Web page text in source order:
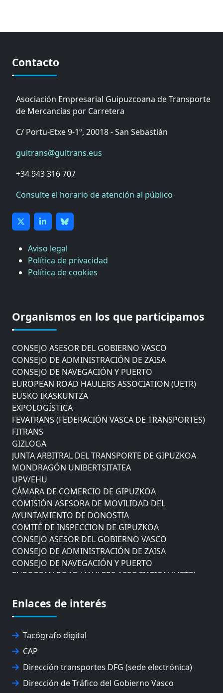
Contacto
Asociación Empresarial Guipuzcoana de Transporte
de Mercancías por Carretera
C/ Portu-Etxe 9-1º, 20018 - San Sebastián
guitrans@guitrans.eus
+34 943 316 707
Consulte el horario de atención al público
Aviso legal
Política de privacidad
Política de cookies
Organismos en los que participamos
AYUNTAMIENTO DE DONOSTIA
COMITÉ DE INSPECCION DE GIPUZKOA
CONSEJO ASESOR DEL GOBIERNO VASCO
CONSEJO DE ADMINISTRACIÓN DE ZAISA
CONSEJO DE NAVEGACIÓN Y PUERTO
EUROPEAN ROAD HAULERS ASSOCIATION (UETR)
EUSKO IKASKUNTZA
EXPOLOGÍSTICA
FEVATRANS (FEDERACIÓN VASCA DE TRANSPORTES)
FITRANS
GIZLOGA
JUNTA ARBITRAL DEL TRANSPORTE DE GIPUZKOA
MONDRAGÓN UNIBERTSITATEA
UPV/EHU
CÁMARA DE COMERCIO DE GIPUZKOA
COMISIÓN ASESORA DE MOVILIDAD DEL
AYUNTAMIENTO DE DONOSTIA
COMITÉ DE INSPECCION DE GIPUZKOA
CONSEJO ASESOR DEL GOBIERNO VASCO
CONSEJO DE ADMINISTRACIÓN DE ZAISA
CONSEJO DE NAVEGACIÓN Y PUERTO
EUROPEAN ROAD HAULERS ASSOCIATION (UETR)
FEVATRANS (FEDERACIÓN VASCA DE TRANSPORTES)
FITRANS
GIZLOGA
JUNTA ARBITRAL DEL TRANSPORTE DE GIPUZKOA
MONDRAGÓN UNIBERTSITATEA
UPV/EHU
Enlaces de interés
Tacógrafo digital
CAP
Dirección transportes DFG (sede electrónica)
Dirección de Tráfico del Gobierno Vasco